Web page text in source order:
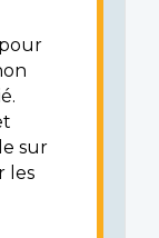
sur
les